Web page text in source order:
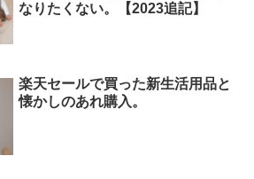
なりたくない。【2023追記】
楽天セールで買った新生活用品と
懐かしのあれ購入。